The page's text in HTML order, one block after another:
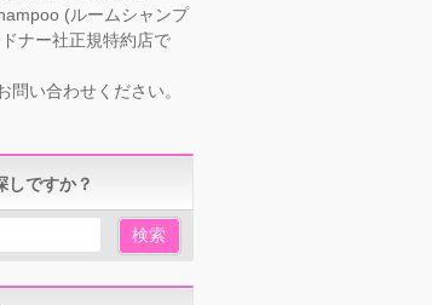
(ルームシャンプ
ナー社正規特約店で
問い合わせください。
しですか？